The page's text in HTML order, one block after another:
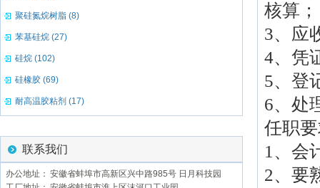
聚硅氮烷树脂 (8)
苯基硅烷 (27)
硅烷 (102)
硅橡胶 (69)
耐高温胶粘剂 (17)
联系我们
办公地址： 安徽省蚌埠市高新区兴中路985号 日月科技园
核算；
3、应
4、凭
5、登
6、处
任职
1、会
2、要